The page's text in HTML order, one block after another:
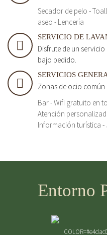
Secador de pelo -
aseo - Lencería
SERVICIO DE
Disfrute de un
bajo pedido.
SERVICIOS
Zonas de ocio común
Bar - Wifi gratuito en
Atención
Información turística -
Entorno